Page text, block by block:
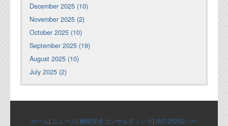
December 2025 (10)
November 2025 (2)
October 2025 (10)
September 2025 (19)
August 2025 (10)
July 2025 (2)
ホーム| ニュース| 機能安全コンサルティング| ISO 26262ハー